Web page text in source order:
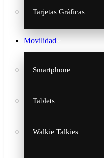
Tarjetas Gráficas
Movilidad
Smartphone
Tablets
Walkie Talkies